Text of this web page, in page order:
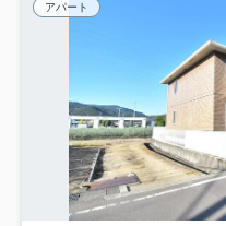
アパート